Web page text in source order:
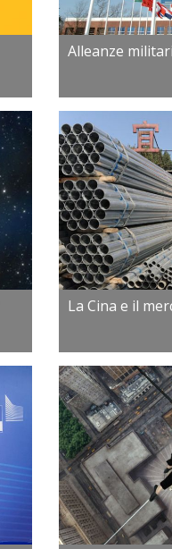
Alleanze
La Cina e il